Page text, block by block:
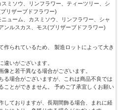
ミソウ、リンフラワー、ティーツリー、シ
リザーブドフラワー)
ューム、カスミソウ、リンフラワー、シャ
ンルスカス、モス(プリザーブドフラワー)
作られているため、 製造ロットによって大き
違いがございます。
像と若干異なる場合がございます。
る場合がございますが、これは商品不良では
ことができません。 予めご了承宜しくお願い
しておりますが、長期間飾る場合、まれに経